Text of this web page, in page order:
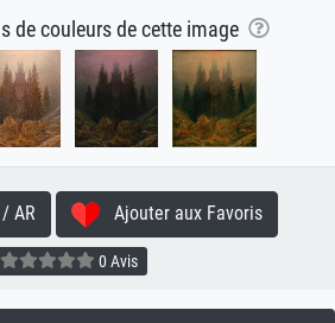
de couleurs de cette image
AR Ajouter aux Favoris
0 Avis